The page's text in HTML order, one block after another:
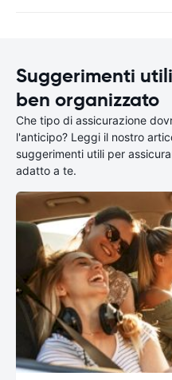
Suggerimenti
ben organizzato
Che tipo di assicurazione
l'anticipo? Leggi il nostro
suggerimenti utili per
adatto a te.